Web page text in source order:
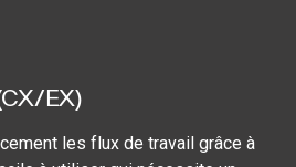
EX)
les flux de travail grâce à